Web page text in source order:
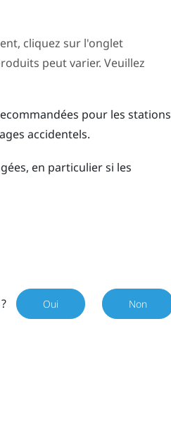
cliquez sur l'onglet
peut varier. Veuillez
pour les stations
accidentels.
en particulier si les
Oui Non